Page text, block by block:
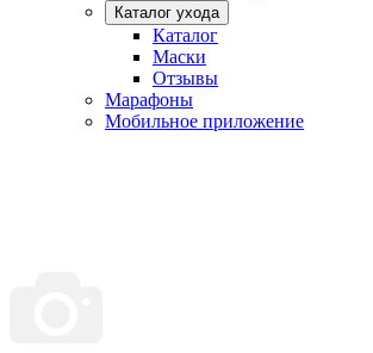
Каталог ухода
Каталог
Маски
Отзывы
Марафоны
Мобильное приложение